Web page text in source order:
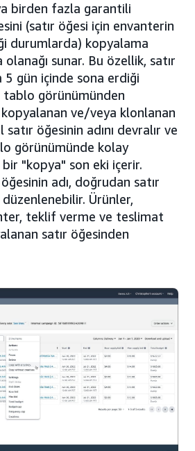
birden fazla garantili
(satır öğesi için envanterin
durumlarda) kopyalama
sunar. Bu özellik, satır
gün içinde sona erdiği
tablo görünümünden
kopyalanan ve/veya klonlanan
öğesinin adını devralır ve
görünümünde kolay
bir "kopya" son eki içerir.
adı, doğrudan satır
Ürünler,
teklif verme ve teslimat
satır öğesinden